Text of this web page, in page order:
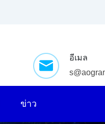
อีเมล
ข่าว